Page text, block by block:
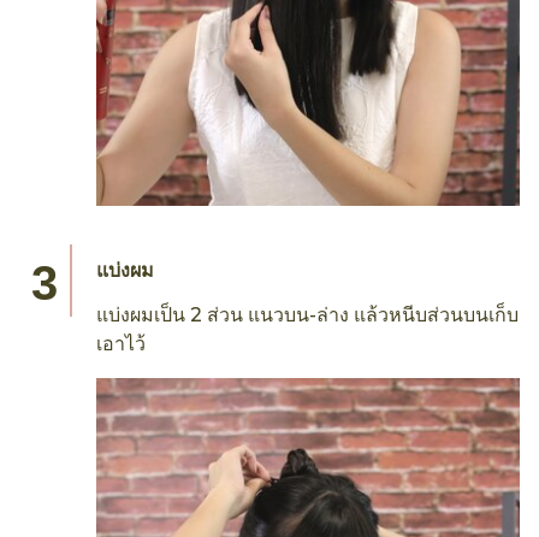
ฉีดสเปรย์กันความร้อน
ฉีดเทรซาเม่ แฟลต ไอรอน สมูทติ้ง สเปรย์ เคราติน
สมูท ให้ทั่วเส้นผม เพื่อปกป้องเส้นผมจากความร้อน
ของอุปกรณ์ทำผม